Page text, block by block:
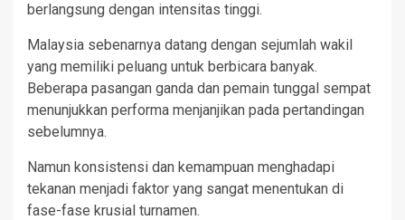
berlangsung dengan intensitas tinggi.
Malaysia sebenarnya datang dengan sejumlah wakil
yang memiliki peluang untuk berbicara banyak.
Beberapa pasangan ganda dan pemain tunggal sempat
menunjukkan performa menjanjikan pada pertandingan
sebelumnya.
Namun konsistensi dan kemampuan menghadapi
tekanan menjadi faktor yang sangat menentukan di
fase-fase krusial turnamen.